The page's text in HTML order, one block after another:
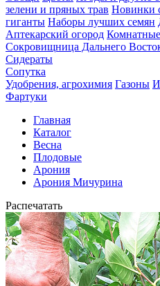
зелени и пряных трав Новинки
гиганты Наборы лучших семян
Аптекарский огород
Сокровищница Дальнего
Сидераты
Сопутка
Удобрения, агрохимия Газоны
Фартуки
Главная
Каталог
Весна
Плодовые
Арония
Арония Мичурина
Распечатать